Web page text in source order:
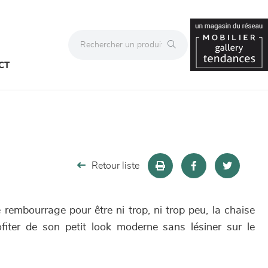
Retour liste
pour être ni trop, ni trop peu, la chaise
de son petit look moderne sans lésiner sur le